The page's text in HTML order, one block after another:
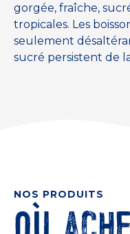
gorgée, fraîche,
tropicales. Les
seulement
sucré persistent de
NOS PRODUITS
Où